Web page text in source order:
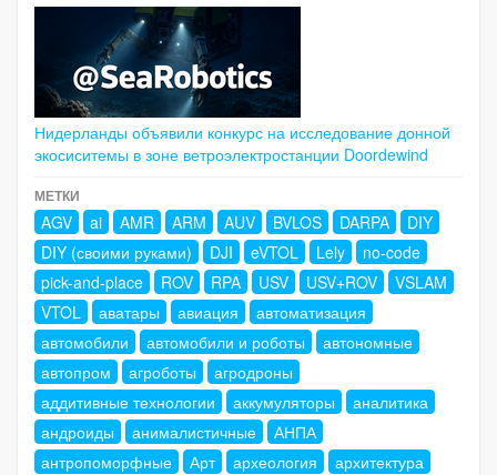
Нидерланды объявили конкурс на исследование донной
экосиситемы в зоне ветроэлектростанции Doordewind
МЕТКИ
AGV ai AMR ARM AUV BVLOS DARPA
DIY
DIY (своими руками)
DJI eVTOL Lely
no-code
pick-and-place
ROV RPA USV USV+ROV
VSLAM
VTOL
аватары авиация
автоматизация
автомобили
автомобили и роботы
автономные
автопром
агроботы
агродроны
аддитивные технологии
аккумуляторы
аналитика
андроиды
анималистичные
АНПА
антропоморфные
Арт археология
архитектура